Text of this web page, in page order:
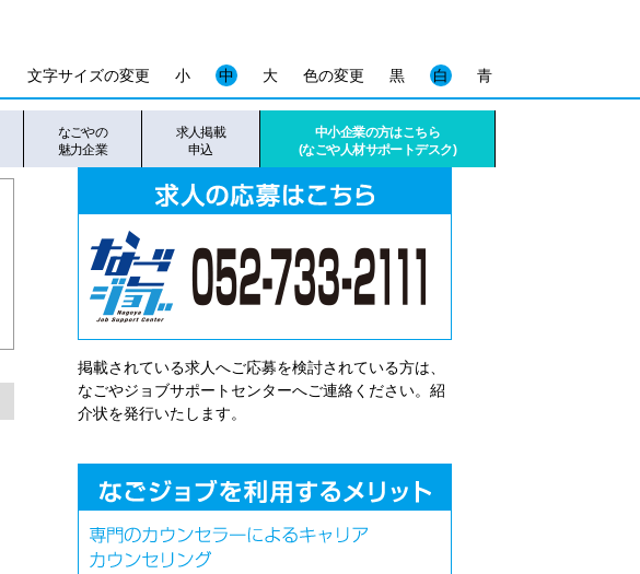
色の変更 黒 白 青
文字サイズの変更 小 中 大
なごやの
魅力企業
求人掲載
申込
中小企業の方はこちら
(なごや人材サポートデスク)
掲載されている求人へご応募を検討されている方は、
なごやジョブサポートセンターへご連絡ください。紹
介状を発行いたします。